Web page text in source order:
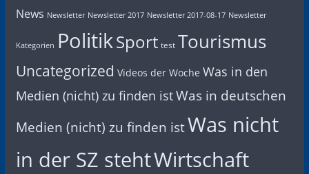
News Newsletter Newsletter 2017 Newsletter 2017-08-17 Newsletter
Kategorien PolitikSport test Tourismus
Uncategorized Videos der Woche Was in den
Medien (nicht) zu finden istWas in deutschen
Medien (nicht) zu finden istWas nicht
in der SZ stehtWirtschaft